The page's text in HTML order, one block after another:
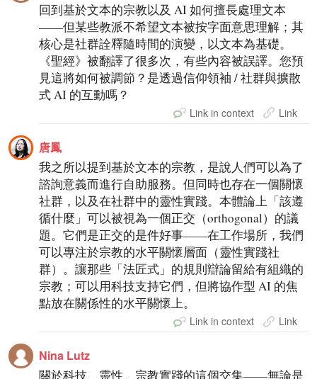
回到基於文本的宗教以及 AI 如何擅長處理文本
——但某些教派不希望文本被按字面意思理解；其
核心是社群詮釋隨時間的演變，以文本為基礎。
《聖經》被翻譯了很多次，有些內容被誤譯。您預
見這將如何被調節？是透過信仰領袖 / 社群與擴散
式 AI 的互動嗎？
Link in context Link
唐鳳
我之所以提到基於文本的宗教，是說人們可以為了
諮詢意義而進行自助服務。但同時也存在一個關懷
社群，以及在社群中的靈性實踐。本體論上「該遵
循什麼」可以被視為一個正交（orthogonal）的議
題。它們是正交的是件好事——在工作場所，我們
可以專注於宗教的水平關懷層面（靈性實踐社
群）。讓那些「法匠式」的規則辯論留給有組織的
宗教；可以用科技支持它們，但將協作型 AI 的焦
點放在關係性的水平關懷上。
Link in context Link
Nina Lutz
關於科技、靈性、宗教實踐的這個交集——無論是